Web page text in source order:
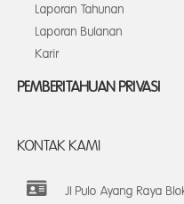
Laporan Tahunan
Laporan Bulanan
Karir
PEMBERITAHUAN PRIVASI
KONTAK KAMI
Jl Pulo Ayang Raya